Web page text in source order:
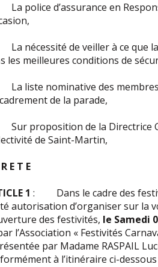
police d’assurance en
nécessité de veiller à ce que
les meilleures conditions de
liste nominative des membres
de la parade,
proposition de la Directrice
de Saint-Martin,
E T E
1 : Dans le cadre des
autorisation d’organiser sur la
des festivités, le Samedi
l’Association « Festivités
par Madame RASPAIL
à l’itinéraire ci-dessous